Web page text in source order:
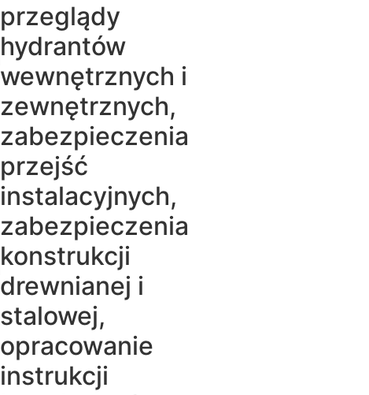
przeglądy
hydrantów
wewnętrznych i
zewnętrznych,
zabezpieczenia
przejść
instalacyjnych,
zabezpieczenia
konstrukcji
drewnianej i
stalowej,
opracowanie
instrukcji